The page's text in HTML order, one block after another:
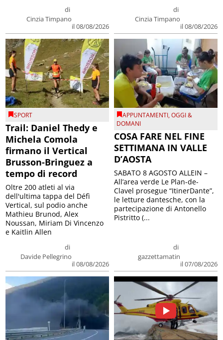
di
Cinzia Timpano
il 08/08/2026
di
Cinzia Timpano
il 08/08/2026
SPORT
Trail: Daniel Thedy e
Michela Comola
firmano il Vertical
Brusson-Bringuez a
tempo di record
di
Davide Pellegrino
il 08/08/2026
Oltre 200 atleti al via
dell'ultima tappa del Défì
Vertical, sul podio anche
Mathieu Brunod, Alex
Noussan, Miriam Di Vincenzo
e Kaitlin Allen
APPUNTAMENTI,OGGI &
DOMANI
COSA FARE NEL FINE
SETTIMANA IN VALLE
D’AOSTA
di
gazzettamatin
il 07/08/2026
SABATO 8 AGOSTO ALLEIN –
All’area verde Le Plan-de-
Clavel prosegue “ItinerDante”,
le letture dantesche, con la
partecipazione di Antonello
Pistritto (...